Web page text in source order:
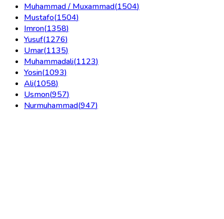
Muhammad / Muxammad(1504)
Mustafo(1504)
Imron(1358)
Yusuf(1276)
Umar(1135)
Muhammadali(1123)
Yosin(1093)
Ali(1058)
Usmon(957)
Nurmuhammad(947)